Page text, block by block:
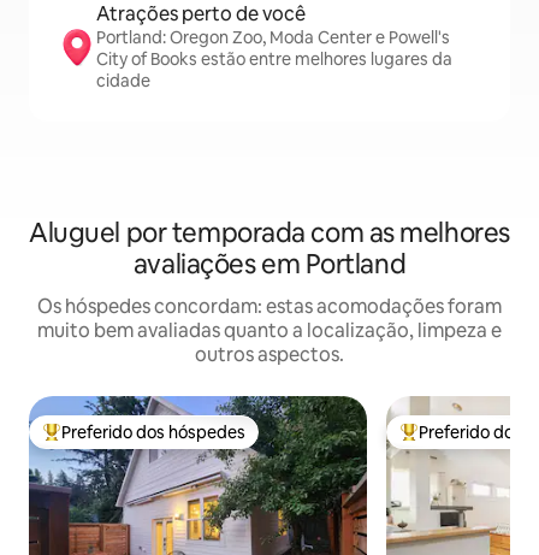
Atrações perto de você
Portland: Oregon Zoo, Moda Center e Powell's
City of Books estão entre melhores lugares da
cidade
Aluguel por temporada com as melhores
avaliações em Portland
Os hóspedes concordam: estas acomodações foram
muito bem avaliadas quanto a localização, limpeza e
outros aspectos.
Entre os melhores preferidos dos hóspedes
Preferido dos hóspedes Entre os
Preferido dos